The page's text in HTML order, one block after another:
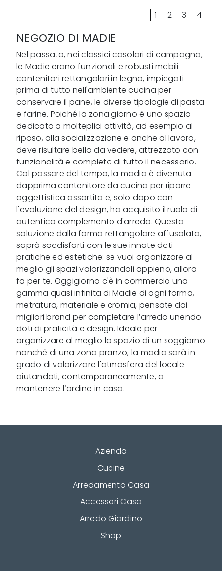
1 2 3 4
NEGOZIO DI MADIE
Nel passato, nei classici casolari di campagna,
le Madie erano funzionali e robusti mobili
contenitori rettangolari in legno, impiegati
prima di tutto nell'ambiente cucina per
conservare il pane, le diverse tipologie di pasta
e farine. Poiché la zona giorno è uno spazio
dedicato a molteplici attività, ad esempio al
riposo, alla socializzazione e anche al lavoro,
deve risultare bello da vedere, attrezzato con
funzionalità e completo di tutto il necessario.
Col passare del tempo, la madia è divenuta
dapprima contenitore da cucina per riporre
oggettistica assortita e, solo dopo con
l'evoluzione del design, ha acquisito il ruolo di
autentico complemento d'arredo. Questa
soluzione dalla forma rettangolare affusolata,
saprà soddisfarti con le sue innate doti
pratiche ed estetiche: se vuoi organizzare al
meglio gli spazi valorizzandoli appieno, allora
fa per te. Oggigiorno c'è in commercio una
gamma quasi infinita di Madie di ogni forma,
metratura, materiale e cromia, pensate dai
migliori brand per completare l’arredo unendo
doti di praticità e design. Ideale per
organizzare al meglio lo spazio di un soggiorno
nonché di una zona pranzo, la madia sarà in
grado di valorizzare l'atmosfera del locale
aiutandoti, contemporaneamente, a
mantenere l’ordine in casa.
Azienda
Cucine
Arredamento Casa
Accessori Casa
Arredo Giardino
Shop